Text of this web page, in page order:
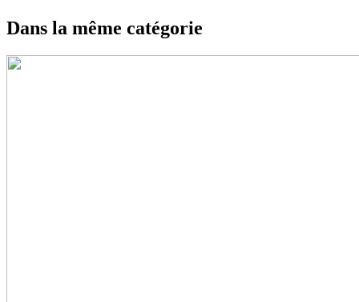
Dans la même catégorie